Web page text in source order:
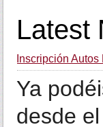
Latest
Inscripción
Ya
desde